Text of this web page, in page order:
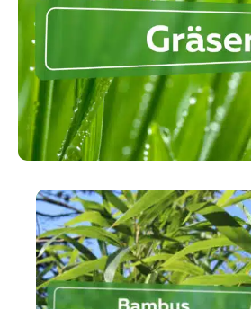
beliebte Gräser sind zum Beispiel
(bot. Juncus effusus ‚Spiralis‘),
Miscanthus sinensis),
selloana), Echter Papyrus (bot.
Silberhaargras (bot. Imperata
sich zahlreiche winterharte
Kübel halten können und das
ihrem Grün auf sich aufmerksam
Schnitt- und Pflegeanleitungen
Sie innerhalb dieser Kategorie.